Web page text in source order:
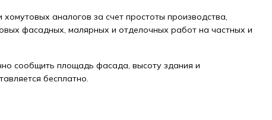
аналогов за счет простоты производства,
фасадных, малярных и отделочных работ на частных и
сообщить площадь фасада, высоту здания и
бесплатно.